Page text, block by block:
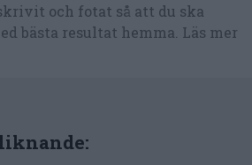
och fotat så att du ska
bästa resultat hemma. Läs mer